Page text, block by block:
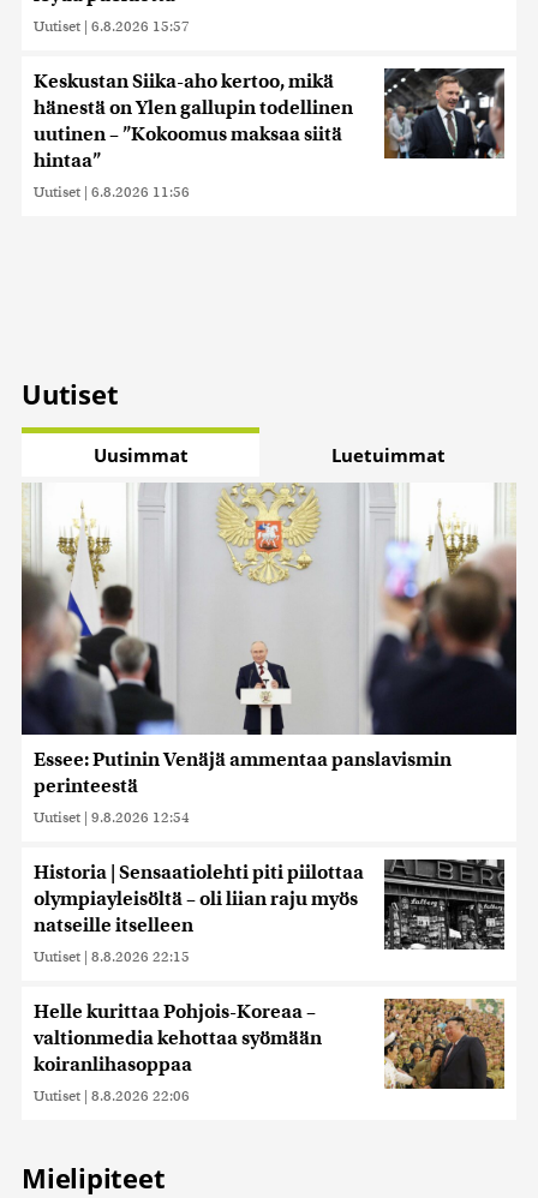
Uutiset | 6.8.2026 15:57
Keskustan Siika-aho kertoo, mikä
hänestä on Ylen gallupin todellinen
uutinen – ”Kokoomus maksaa siitä
hintaa”
Uutiset | 6.8.2026 11:56
Uutiset
Uusimmat Luetuimmat
Essee: Putinin Venäjä ammentaa panslavismin
perinteestä
Uutiset | 9.8.2026 12:54
Historia | Sensaatiolehti piti piilottaa
olympiayleisöltä – oli liian raju myös
natseille itselleen
Uutiset | 8.8.2026 22:15
Helle kurittaa Pohjois-Koreaa –
valtionmedia kehottaa syömään
koiranlihasoppaa
Uutiset | 8.8.2026 22:06
Mielipiteet